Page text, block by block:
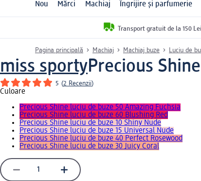
Nou Mărci Machiaj Îngrijire și parfumerie
Transport gratuit de la 150 Lei
Pagina principală Machiaj Machiaj buze Luciu de
miss sportyPrecious
5 (2 Recenzii)
Culoare
Precious Shine luciu de buze 50 Amazing Fuchsia
Precious Shine luciu de buze 60 Blushing Red
Precious Shine luciu de buze 10 Shiny Nude
Precious Shine luciu de buze 15 Universal Nude
Precious Shine luciu de buze 40 Perfect Rosewood
Precious Shine luciu de buze 30 Juicy Coral